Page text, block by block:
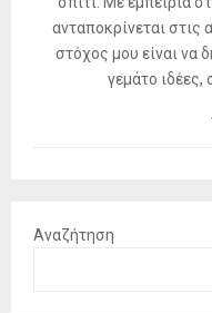
ανταποκρίνεται στις
στόχος μου είναι να
γεμάτο ιδέες,
Αναζήτηση